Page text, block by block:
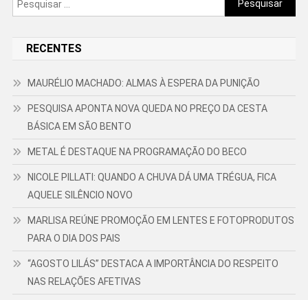
por:
RECENTES
MAURÉLIO MACHADO: ALMAS À ESPERA DA PUNIÇÃO
PESQUISA APONTA NOVA QUEDA NO PREÇO DA CESTA
BÁSICA EM SÃO BENTO
METAL É DESTAQUE NA PROGRAMAÇÃO DO BECO
NICOLE PILLATI: QUANDO A CHUVA DÁ UMA TRÉGUA, FICA
AQUELE SILÊNCIO NOVO
MARLISA REÚNE PROMOÇÃO EM LENTES E FOTOPRODUTOS
PARA O DIA DOS PAIS
“AGOSTO LILÁS” DESTACA A IMPORTÂNCIA DO RESPEITO
NAS RELAÇÕES AFETIVAS